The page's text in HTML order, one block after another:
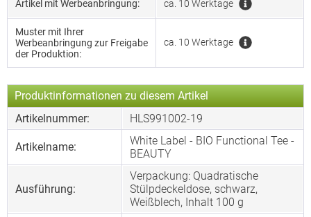
Artikel mit Werbeanbringung: ca. 10 Werktage
Muster mit Ihrer
Werbeanbringung zur Freigabe
der Produktion:
ca. 10 Werktage
Produktinformationen zu diesem Artikel
Artikelnummer:
HLS991002-19
Artikelname:
White Label - BIO Functional Tee -
BEAUTY
Ausführung:
Verpackung: Quadratische
Stülpdeckeldose, schwarz,
Weißblech, Inhalt 100 g